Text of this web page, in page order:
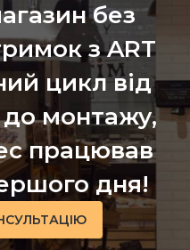
без
з ART
цикл від
до монтажу,
працював
дня!